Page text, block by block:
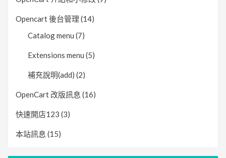
Opencart 後台管理 (14)
Catalog menu (7)
Extensions menu (5)
補充說明(add) (2)
OpenCart 改版訊息 (16)
快速開店123 (3)
本站訊息 (15)